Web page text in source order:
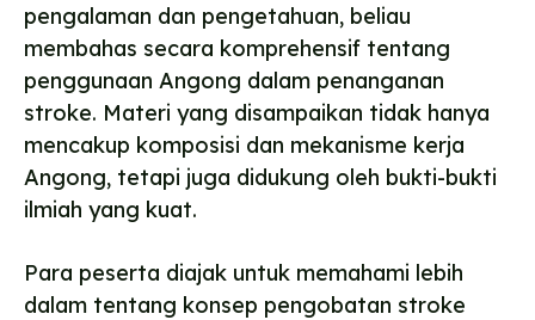
pengalaman dan pengetahuan, beliau
membahas secara komprehensif tentang
penggunaan Angong dalam penanganan
stroke. Materi yang disampaikan tidak hanya
mencakup komposisi dan mekanisme kerja
Angong, tetapi juga didukung oleh bukti-bukti
ilmiah yang kuat.
Para peserta diajak untuk memahami lebih
dalam tentang konsep pengobatan stroke